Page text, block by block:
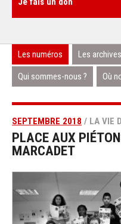
Les numéros Les
Qui sommes-nous ? Où
SEPTEMBRE 2018 / LA VIE
PLACE AUX
MARCADET